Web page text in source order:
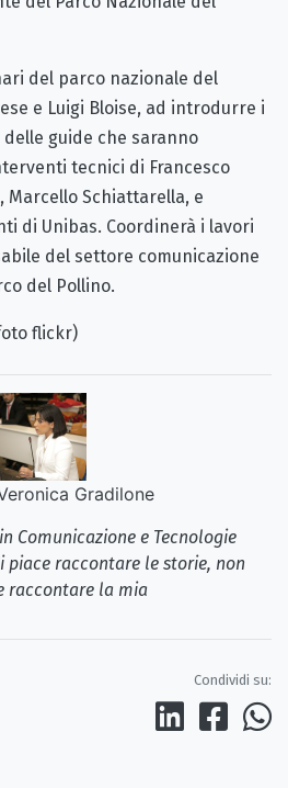
del parco nazionale del
e Luigi Bloise, ad introdurre i
guide che saranno
tecnici di Francesco
Marcello Schiattarella, e
di Unibas. Coordinerà i lavori
del settore comunicazione
del Pollino.
flickr)
Gradilone
Comunicazione e Tecnologie
piace raccontare le storie, non
raccontare la mia
Condividi su: